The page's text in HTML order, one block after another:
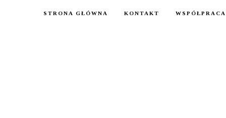
STRONA GŁÓWNA KONTAKT WSPÓŁPRACA